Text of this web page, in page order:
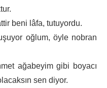
beni lâfa, tutuyordu.
oğlum, öyle nobran
ağabeyim gibi boyacı
sen diyor.